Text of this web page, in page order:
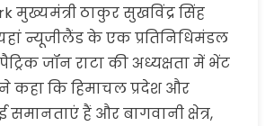
मुख्यमंत्री ठाकुर सुखविंद्र सिंह
न्यूजीलैंड के एक प्रतिनिधिमंडल
जॉन राटा की अध्यक्षता में भेंट
कहा कि हिमाचल प्रदेश और
हैं और बागवानी क्षेत्र,